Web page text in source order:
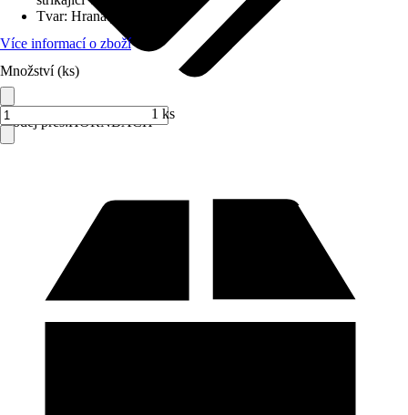
Prodej přes:HORNBACH
Tvar: Hranatý
Více informací o zboží
Množství (ks)
1 ks